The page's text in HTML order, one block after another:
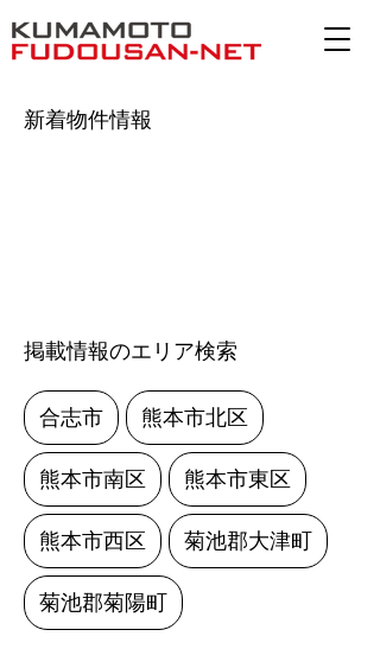
新着物件情報
掲載情報のエリア検索
合志市 熊本市北区
熊本市南区 熊本市東区
熊本市西区 菊池郡大津町
菊池郡菊陽町